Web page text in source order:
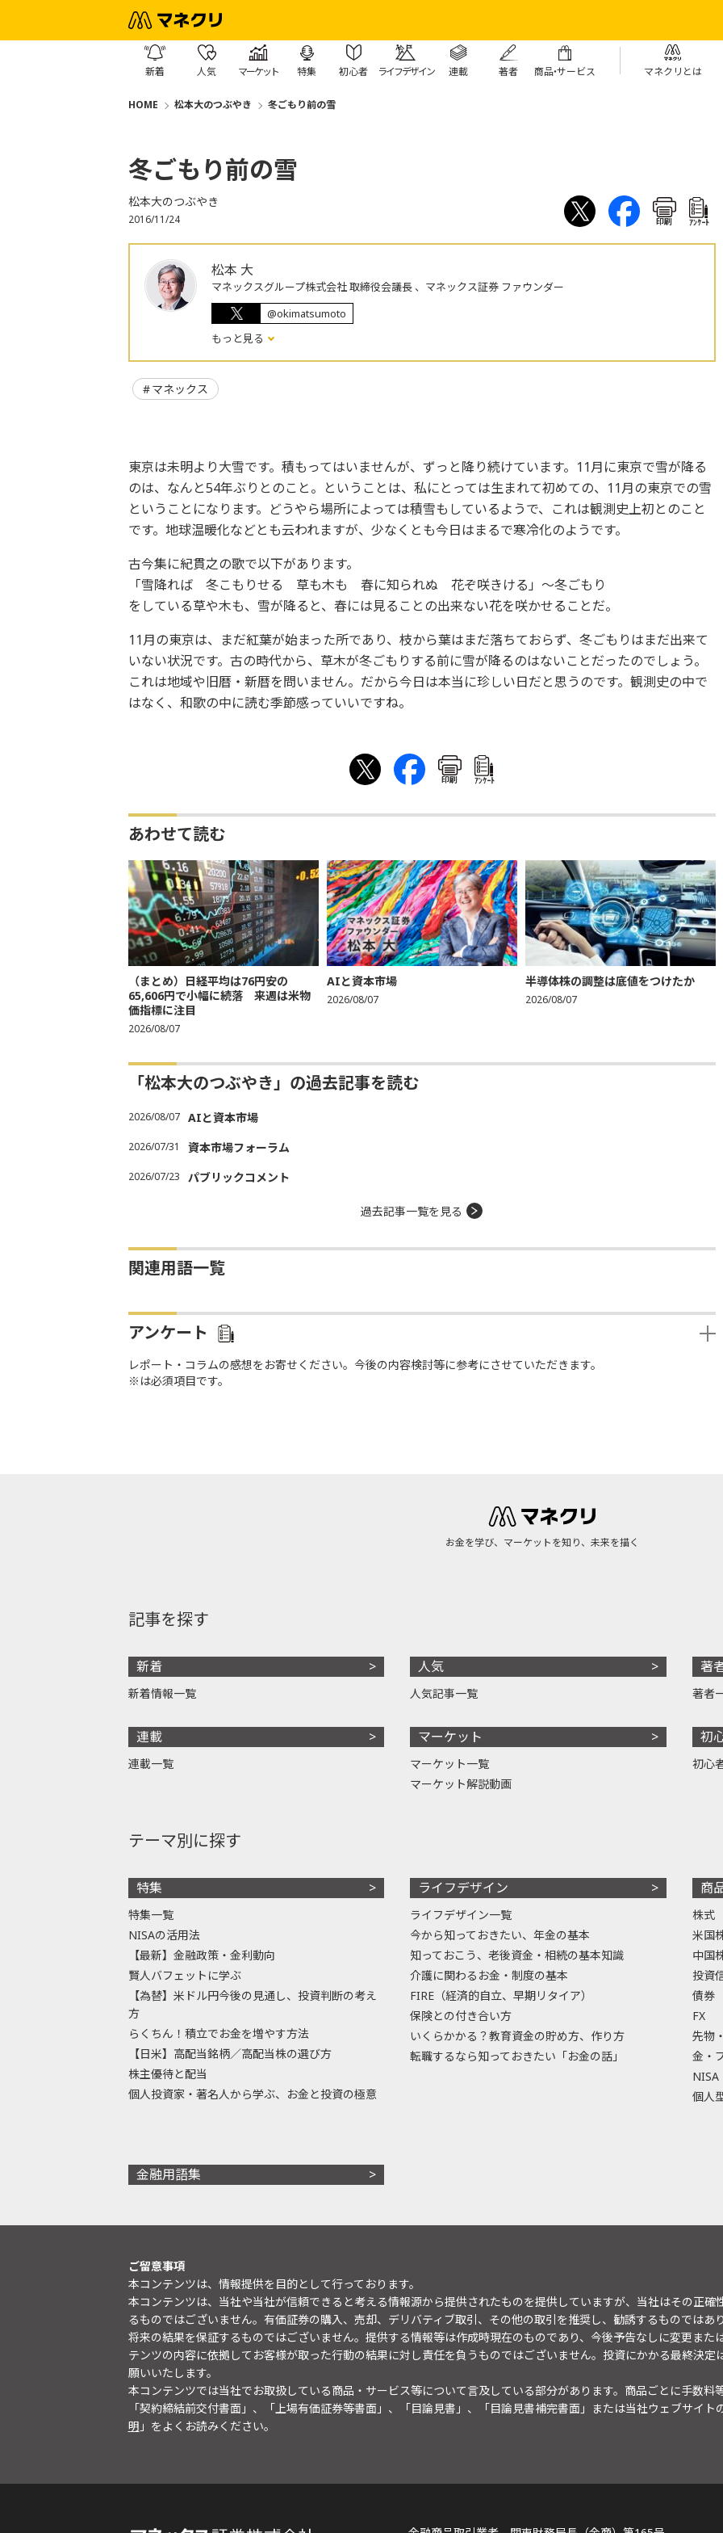
新着 人気 マーケット 特集 初心者 ライフデザイン 連載 著者 商品・サービス マネクリとは
HOME 松本大のつぶやき 冬ごもり前の雪
冬ごもり前の雪
松本大のつぶやき
2016/11/24 印刷 ｱﾝｹｰﾄ
松本 大
マネックスグループ株式会社 取締役会議長 、マネックス証券 ファウンダー
@okimatsumoto
もっと見る
マネックス
東京は未明より大雪です。積もってはいませんが、ずっと降り続けています。11月に東京で雪が降る
のは、なんと54年ぶりとのこと。ということは、私にとっては生まれて初めての、11月の東京での雪
ということになります。どうやら場所によっては積雪もしているようで、これは観測史上初とのこと
です。地球温暖化などとも云われますが、少なくとも今日はまるで寒冷化のようです。
古今集に紀貫之の歌で以下があります。
「雪降れば 冬こもりせる 草も木も 春に知られぬ 花ぞ咲きける」～冬ごもり
をしている草や木も、雪が降ると、春には見ることの出来ない花を咲かせることだ。
11月の東京は、まだ紅葉が始まった所であり、枝から葉はまだ落ちておらず、冬ごもりはまだ出来て
いない状況です。古の時代から、草木が冬ごもりする前に雪が降るのはないことだったのでしょう。
これは地域や旧暦・新暦を問いません。だから今日は本当に珍しい日だと思うのです。観測史の中で
はなく、和歌の中に読む季節感っていいですね。
印刷 ｱﾝｹｰﾄ
あわせて読む
（まとめ）日経平均は76円安の
65,606円で小幅に続落 来週は米物
価指標に注目
2026/08/07
AIと資本市場
2026/08/07
半導体株の調整は底値をつけたか
2026/08/07
「松本大のつぶやき」の過去記事を読む
2026/08/07 AIと資本市場
2026/07/31 資本市場フォーラム
2026/07/23 パブリックコメント
過去記事一覧を見る
関連用語一覧
アンケート
レポート・コラムの感想をお寄せください。今後の内容検討等に参考にさせていただきます。
※は必須項目です。
お金を学び、マーケットを知り、未来を描く
記事を探す
新着
新着情報一覧
連載
連載一覧
人気
人気記事一覧
マーケット
マーケット一覧
マーケット解説動画
著
著者
初
初心
テーマ別に探す
特集
特集一覧
NISAの活用法
【最新】金融政策・金利動向
賢人バフェットに学ぶ
【為替】米ドル円今後の見通し、投資判断の考え
方
らくちん！積立でお金を増やす方法
【日米】高配当銘柄／高配当株の選び方
株主優待と配当
個人投資家・著名人から学ぶ、お金と投資の極意
ライフデザイン
ライフデザイン一覧
今から知っておきたい、年金の基本
知っておこう、老後資金・相続の基本知識
介護に関わるお金・制度の基本
FIRE（経済的自立、早期リタイア）
保険との付き合い方
いくらかかる？教育資金の貯め方、作り方
転職するなら知っておきたい「お金の話」
商
株式
米国
中国
投資
債券
FX
先物
金・
NISA
個人
金融用語集
ご留意事項
本コンテンツは、情報提供を目的として行っております。
本コンテンツは、当社や当社が信頼できると考える情報源から提供されたものを提供していますが、当社はその正
るものではございません。有価証券の購入、売却、デリバティブ取引、その他の取引を推奨し、勧誘するものではあ
将来の結果を保証するものではございません。提供する情報等は作成時現在のものであり、今後予告なしに変更また
テンツの内容に依拠してお客様が取った行動の結果に対し責任を負うものではございません。投資にかかる最終決
願いいたします。
本コンテンツでは当社でお取扱している商品・サービス等について言及している部分があります。商品ごとに手数料
「契約締結前交付書面」、「上場有価証券等書面」、「目論見書」、「目論見書補完書面」または当社ウェブサイト
明 」をよくお読みください。